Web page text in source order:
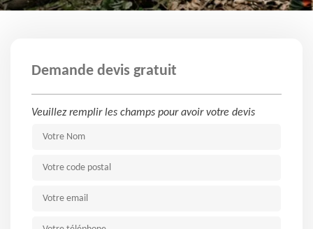
Demande devis gratuit
Veuillez remplir les champs pour avoir votre devis